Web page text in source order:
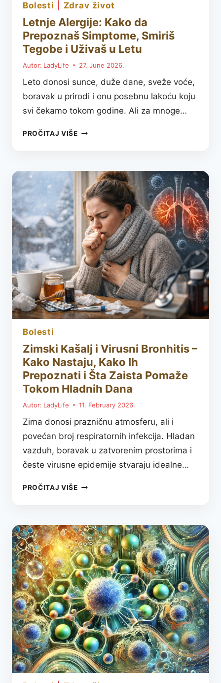
bolesti zdrav život
Letnje Alergije: Kako da
Prepoznaš Simptome, Smiriš
Tegobe i Uživaš u Letu
Autor: LadyLife 27. June 2026.
Leto donosi sunce, duže dane, sveže voće,
boravak u prirodi i onu posebnu lakoću koju
svi čekamo tokom godine. Ali za mnoge…
PROČITAJ VIŠELETNJE
PREPOZNAŠ
SIMPTOME,
SMIRIŠ
TEGOBE
UŽIVAŠ
U
LETU
bolesti
Zimski Kašalj i Virusni Bronhitis –
Kako Nastaju, Kako Ih
Prepoznati i Šta Zaista Pomaže
Tokom Hladnih Dana
Autor: LadyLife 11. February 2026.
Zima donosi prazničnu atmosferu, ali i
povećan broj respiratornih infekcija. Hladan
vazduh, boravak u zatvorenim prostorima i
česte virusne epidemije stvaraju idealne…
PROČITAJ VIŠEZIMSKI
BRONHITIS
–
KAKO
NASTAJU,
KAKO
IH
PREPOZNATI
I
ŠTA
ZAISTA
POMAŽE
TOKOM
HLADNIH